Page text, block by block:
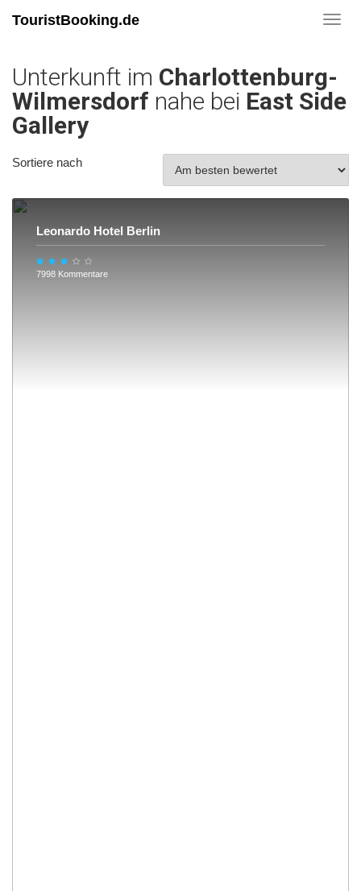
TouristBooking.de
Unterkunft im Charlottenburg-
Wilmersdorf nahe bei East Side
Gallery
Sortiere nach
Leonardo Hotel Berlin
7998 Kommentare